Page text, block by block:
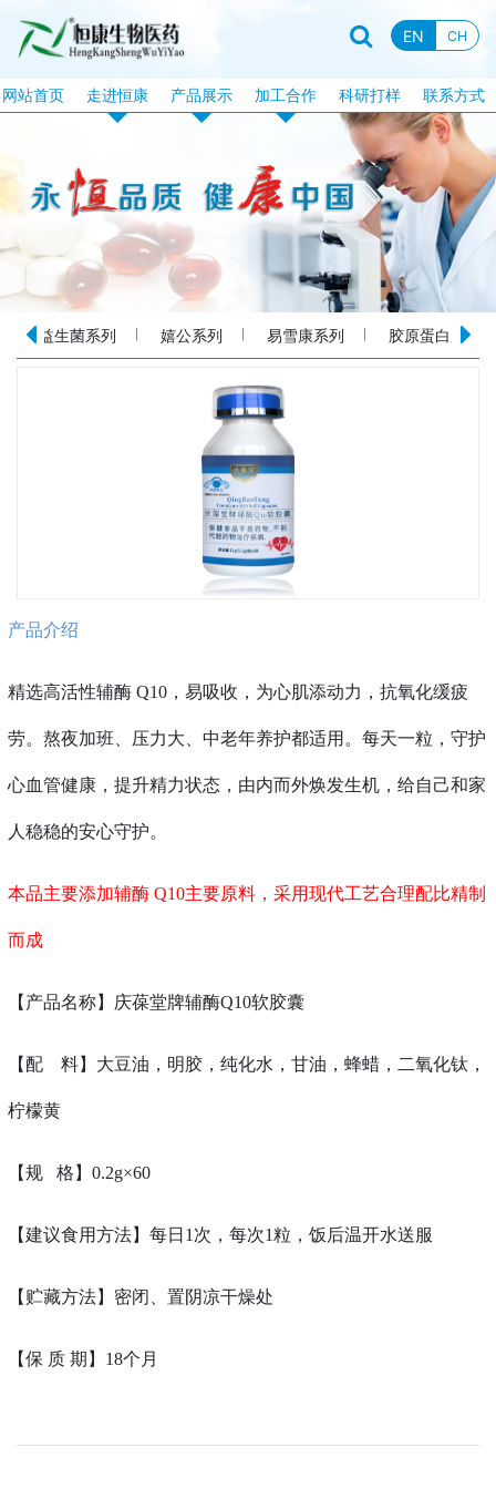
EN CH
网站首页
走进恒康
企业资质
行业资讯
企业文化
企业视频
品牌故事
产品展示
恒康产品
液饮产品
露酒系列
丸剂系列
化妆品系列
消械系列
加工合作
片剂加工
固体饮料加工
软胶囊加工
包衣片加工
口服液体加工
加工目录
丸剂加工
科研打样 联系方式
益生菌系列 嬉公系列 易雪康系列 胶原蛋白肽系列
产品介绍
精选高活性辅酶 Q10，易吸收，为心肌添动力，抗氧化缓疲
劳。熬夜加班、压力大、中老年养护都适用。每天一粒，守护
心血管健康，提升精力状态，由内而外焕发生机，给自己和家
人稳稳的安心守护。
本品主要添加辅酶 Q10主要原料，采用现代工艺合理配比精制
而成
【产品名称】庆葆堂牌辅酶Q10软胶囊
【配 料】大豆油，明胶，纯化水，甘油，蜂蜡，二氧化钛，
柠檬黄
【规 格】0.2g×60
【建议食用方法】每日1次，每次1粒，饭后温开水送服
【贮藏方法】密闭、置阴凉干燥处
【保 质 期】18个月